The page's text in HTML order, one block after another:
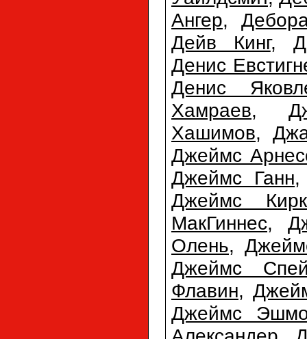
Ангер,
Дейв Кинг,
Денис
Денис
Хамраев,
Хашимов,
Джеймс
Джеймс Ганн
Джеймс
МакГиннес,
Олень,
Джеймс
Флавин,
Джеймс